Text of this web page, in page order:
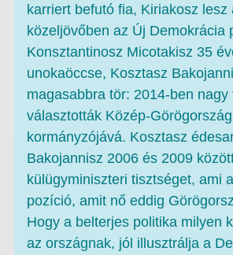
karriert befutó fia, Kiriakosz lesz
közeljövőben az Új Demokrácia
Konsztantinosz Micotakisz 35
unokaöccse, Kosztasz
magasabbra tör: 2014-ben nagy
választották Közép-Görögország
kormányzójává. Kosztasz
Bakojannisz 2006 és 2009
külügyminiszteri tisztséget, ami
pozíció, amit nő eddig
Hogy a belterjes politika milyen
az országnak, jól illusztrálja a